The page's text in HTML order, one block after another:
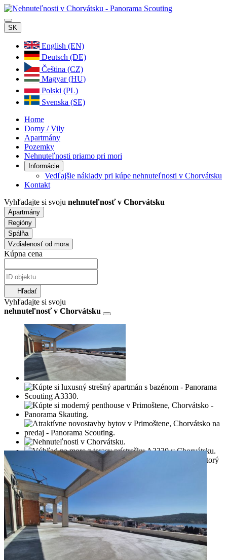
SK
English (EN)
Deutsch (DE)
Čeština (CZ)
Magyar (HU)
Polski (PL)
Svenska (SE)
Home
Domy / Vily
Apartmány
Pozemky
Nehnuteľnosti priamo pri mori
Informácie
Vedľajšie náklady pri kúpe nehnuteľnosti v Chorvátsku
Kontakt
Vyhľadajte si svoju nehnuteľnosť v Chorvátsku
Apartmány
Regióny
Spálňa
Vzdialenosť od mora
Kúpna cena
Hľadať
Vyhľadajte si svoju
nehnuteľnosť v Chorvátsku